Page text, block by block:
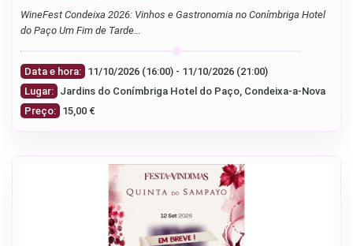
WineFest Condeixa 2026: Vinhos e Gastronomia no Conímbriga Hotel
do Paço Um Fim de Tarde…
Data e hora:
11/10/2026 (16:00) - 11/10/2026 (21:00)
Lugar: Jardins do Conímbriga Hotel do Paço, Condeixa-a-Nova
Preço: 15,00 €